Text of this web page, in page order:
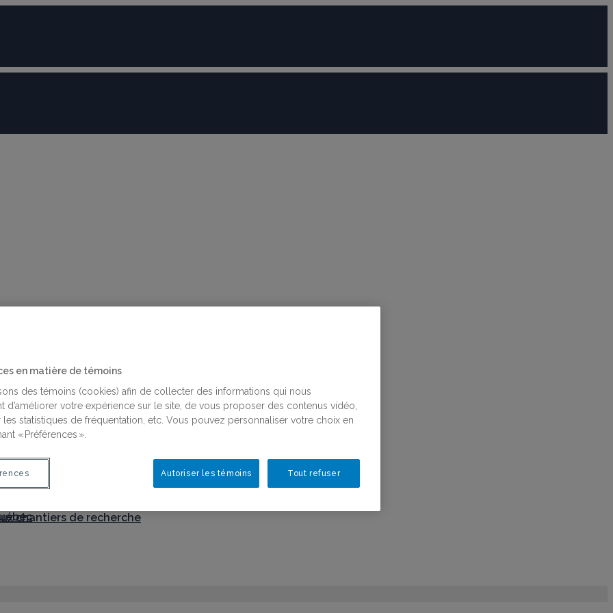
connaissances
chantiers de recherche
des connaissances
chantiers de recherche
en matière de témoins
des témoins (cookies) afin de collecter des informations qui nous
d’améliorer votre expérience sur le site, de vous proposer des contenus vidéo,
les statistiques de fréquentation, etc. Vous pouvez personnaliser votre choix en
« Préférences ».
Tout refuser
Autoriser les témoins